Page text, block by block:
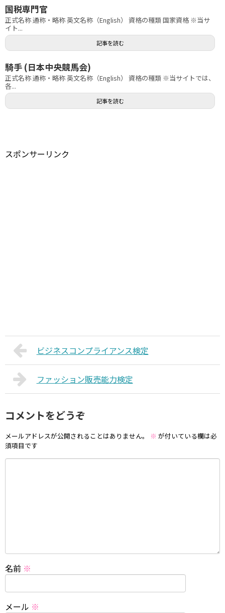
国税専門官
正式名称 通称・略称 英文名称（English） 資格の種類 国家資格 ※当サ
イト...
記事を読む
騎手 (日本中央競馬会)
正式名称 通称・略称 英文名称（English） 資格の種類 ※当サイトでは、
各...
記事を読む
スポンサーリンク
ビジネスコンプライアンス検定
ファッション販売能力検定
コメントをどうぞ
メールアドレスが公開されることはありません。 ※ が付いている欄は必
須項目です
名前 ※
メール ※